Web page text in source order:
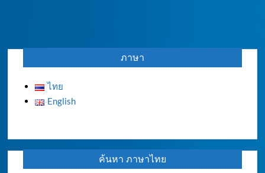
ภาษา
ไทย
English
ค้นหา ภาษาไทย